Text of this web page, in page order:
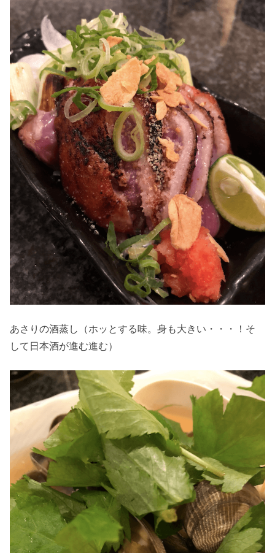
あさりの酒蒸し（ホッとする味。身も大きい・・・！そ
して日本酒が進む進む）